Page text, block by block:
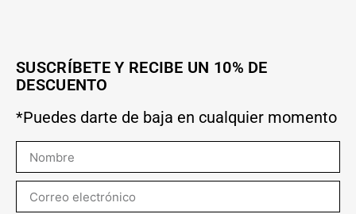
SUSCRÍBETE Y RECIBE UN 10% DE
DESCUENTO
*Puedes darte de baja en cualquier momento